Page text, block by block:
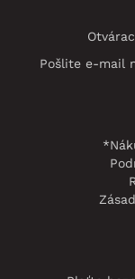
Pošlite e-mail